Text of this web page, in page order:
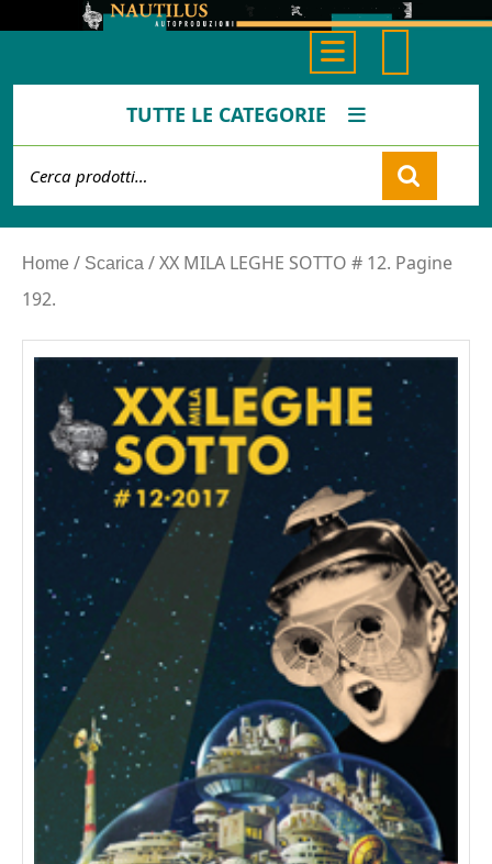
Button
TUTTE LE CATEGORIE
Cart
Home / Scarica / XX MILA LEGHE SOTTO # 12. Pagine
192.